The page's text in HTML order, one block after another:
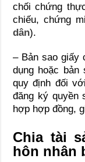
chối chứng
chiếu, chứng
dân).
– Bản sao giấy
dụng hoặc
quy định đối
đăng ký quyền
hợp hợp đồng,
Chia tài
hôn nhân